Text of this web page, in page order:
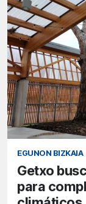
EGUNON BIZKAIA
Getxo
para